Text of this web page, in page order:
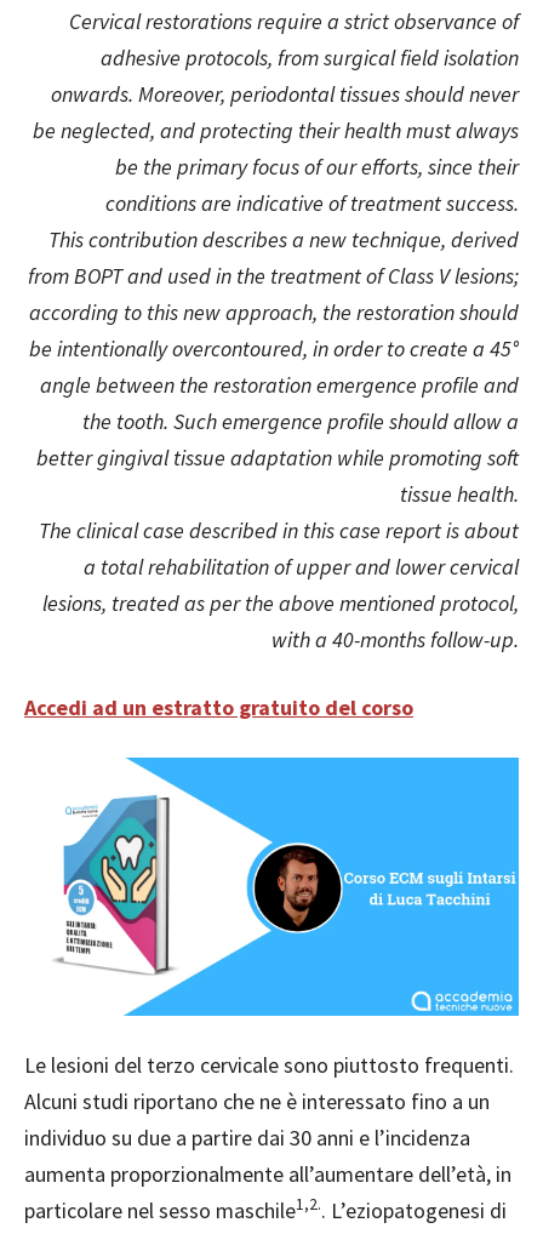
Cervical restorations require a strict observance of
adhesive protocols, from surgical field isolation
onwards. Moreover, periodontal tissues should never
be neglected, and protecting their health must always
be the primary focus of our efforts, since their
conditions are indicative of treatment success.
This contribution describes a new technique, derived
from BOPT and used in the treatment of Class V lesions;
according to this new approach, the restoration should
be intentionally overcontoured, in order to create a 45°
angle between the restoration emergence profile and
the tooth. Such emergence profile should allow a
better gingival tissue adaptation while promoting soft
tissue health.
The clinical case described in this case report is about
a total rehabilitation of upper and lower cervical
lesions, treated as per the above mentioned protocol,
with a 40-months follow-up.
Accedi ad un estratto gratuito del corso
Le lesioni del terzo cervicale sono piuttosto frequenti.
Alcuni studi riportano che ne è interessato fino a un
individuo su due a partire dai 30 anni e l’incidenza
aumenta proporzionalmente all’aumentare dell’età, in
particolare nel sesso maschile1,2.. L’eziopatogenesi di